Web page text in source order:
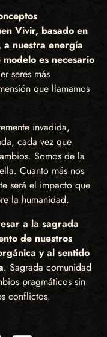
Vivir, basado en
nuestra energía
es necesario
seres más
que llamamos
invadida,
cada vez que
Somos de la
Cuanto más nos
será el impacto que
la humanidad.
a la sagrada
de nuestros
y al sentido
. Sagrada comunidad
pragmáticos sin
conflictos.